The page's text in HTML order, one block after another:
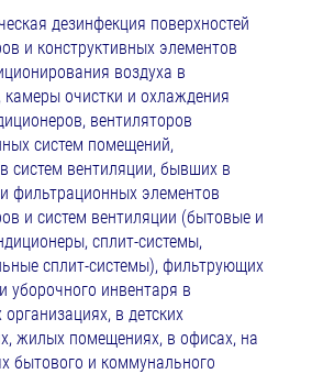
дезинфекция поверхностей
и конструктивных элементов
воздуха в
очистки и охлаждения
вентиляторов
систем помещений,
систем вентиляции, бывших в
фильтрационных элементов
и систем вентиляции (бытовые и
сплит-системы,
сплит-системы), фильтрующих
уборочного инвентаря в
в детских
жилых помещениях, в офисах, на
бытового и коммунального